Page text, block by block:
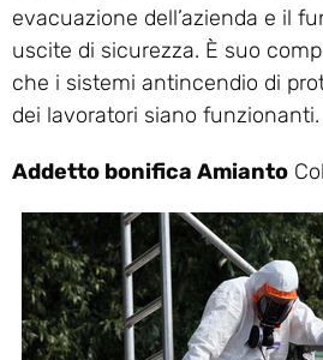
evacuazione dell’azienda e il
uscite di sicurezza. È suo
che i sistemi antincendio di
dei lavoratori siano funzionanti.
Addetto bonifica Amianto